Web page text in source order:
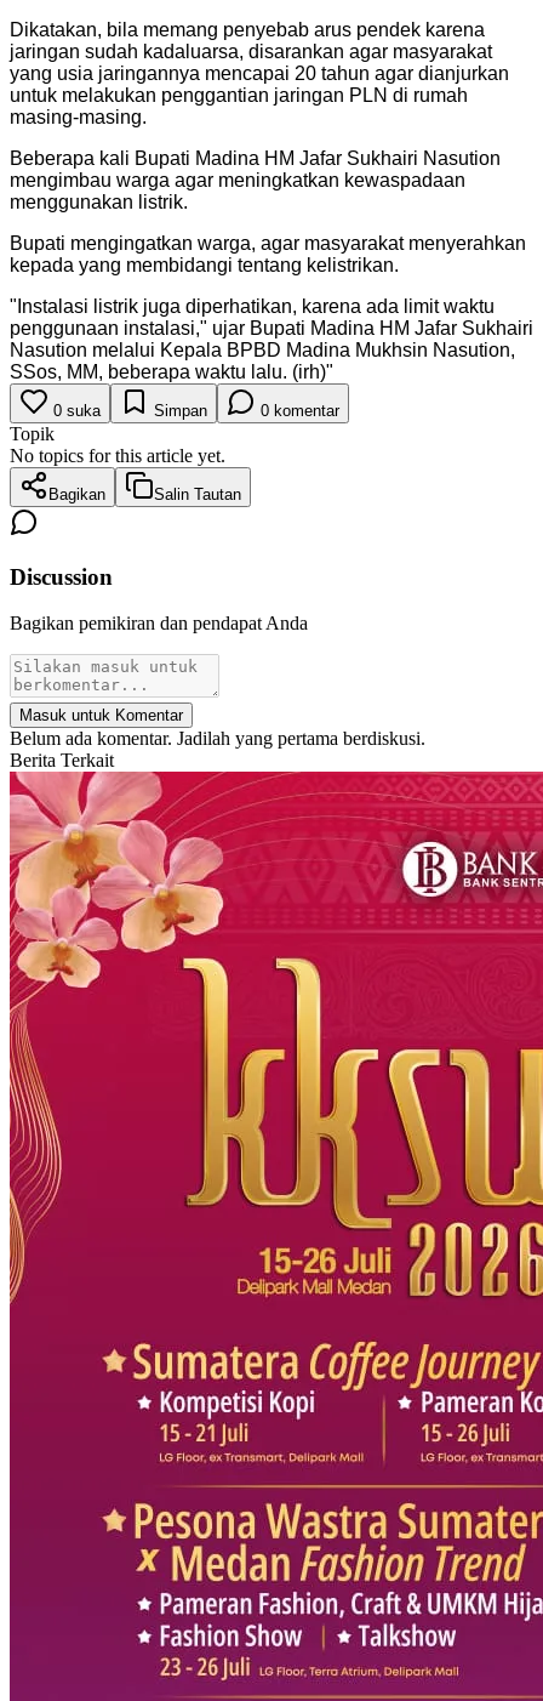
Dikatakan, bila memang penyebab arus pendek karena
jaringan sudah kadaluarsa, disarankan agar masyarakat
yang usia jaringannya mencapai 20 tahun agar dianjurkan
untuk melakukan penggantian jaringan PLN di rumah
masing-masing.
Beberapa kali Bupati Madina HM Jafar Sukhairi Nasution
mengimbau warga agar meningkatkan kewaspadaan
menggunakan listrik.
Bupati mengingatkan warga, agar masyarakat menyerahkan
kepada yang membidangi tentang kelistrikan.
" Instalasi listrik juga diperhatikan, karena ada limit waktu
penggunaan instalasi," ujar Bupati Madina HM Jafar Sukhairi
Nasution melalui Kepala BPBD Madina Mukhsin Nasution,
SSos, MM, beberapa waktu lalu. (irh)"
0 suka Simpan 0 komentar
Topik
No topics for this article yet.
Bagikan Salin Tautan
Discussion
Bagikan pemikiran dan pendapat Anda
Masuk untuk Komentar
Belum ada komentar. Jadilah yang pertama berdiskusi.
Berita Terkait